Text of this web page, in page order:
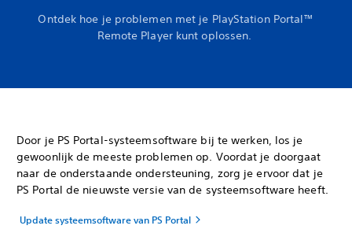
Ontdek hoe je problemen met je PlayStation Portal™
Remote Player kunt oplossen.
Door je PS Portal-systeemsoftware bij te werken, los je
gewoonlijk de meeste problemen op. Voordat je doorgaat
naar de onderstaande ondersteuning, zorg je ervoor dat je
PS Portal de nieuwste versie van de systeemsoftware heeft.
Update systeemsoftware van PS Portal